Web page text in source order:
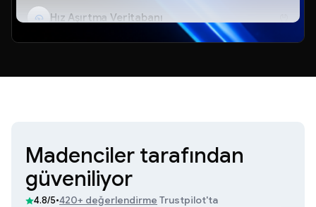
Hız Aşırtma Veritabanı
Madenciler tarafından
güveniliyor
4.8/5•420+ değerlendirme Trustpilot'ta